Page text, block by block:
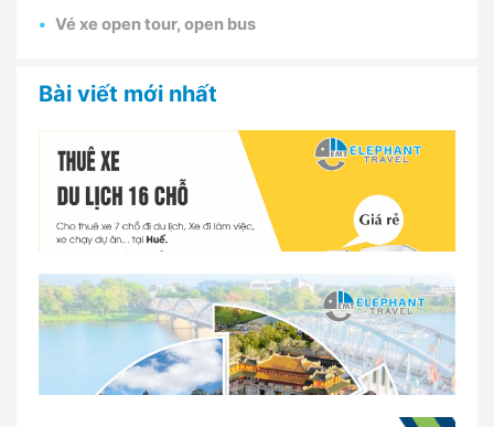
Vé xe open tour, open bus
Bài viết mới nhất
Dịch vụ thuê xe 16 chỗ tại Huế 2026